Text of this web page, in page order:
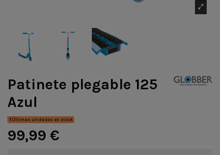
Patinete plegable 125
Azul
Últimas unidades en stock
99,99 €